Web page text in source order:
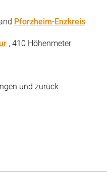
Pforzheim-Enzkreis
, 410 Höhenmeter
und zurück